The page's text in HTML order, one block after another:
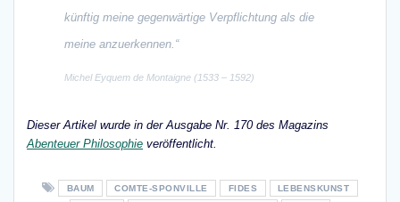
künftig meine gegenwärtige Verpflichtung als die
meine anzuerkennen.“
Michel Eyquem de Montaigne (1533 – 1592)
Dieser Artikel wurde in der Ausgabe Nr. 170 des Magazins
Abenteuer Philosophie veröffentlicht.
BAUM COMTE-SPONVILLE FIDES
LEBENSKUNST